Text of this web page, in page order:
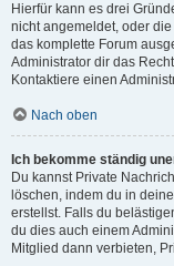
Hierfür kann es drei
nicht angemeldet, oder
das komplette Forum
Administrator dir das
Kontaktiere einen
Nach oben
Ich bekomme ständig
Du kannst Private
löschen, indem du in
erstellst. Falls du
du dies auch einem
Mitglied dann verbieten,